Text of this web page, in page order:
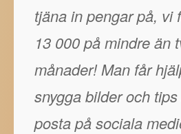
tjäna in pengar på, vi
13 000 på mindre än
månader! Man får
snygga bilder och
posta på sociala